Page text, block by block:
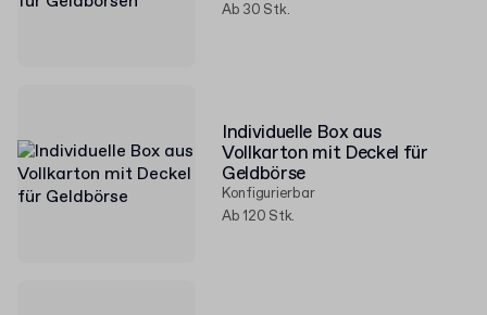
Ab 30 Stk.
Individuelle Box aus
Vollkarton mit Deckel für
Geldbörse
Konfigurierbar
Ab 120 Stk.